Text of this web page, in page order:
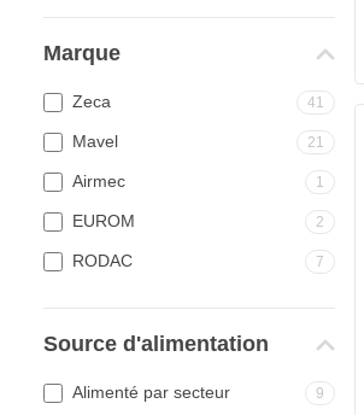
Marque
Zeca 41
Mavel 21
Airmec 1
EUROM 2
RODAC 7
Source d'alimentation
Alimenté par secteur 9